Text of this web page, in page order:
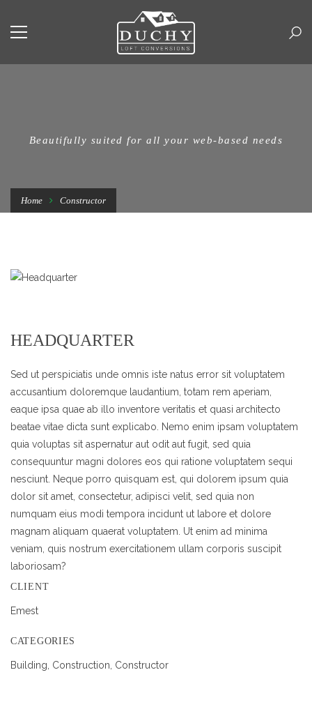
Beautifully suited for all your web-based needs
Home Constructor
HEADQUARTER
Sed ut perspiciatis unde omnis iste natus error sit voluptatem
accusantium doloremque laudantium, totam rem aperiam,
eaque ipsa quae ab illo inventore veritatis et quasi architecto
beatae vitae dicta sunt explicabo. Nemo enim ipsam voluptatem
quia voluptas sit aspernatur aut odit aut fugit, sed quia
consequuntur magni dolores eos qui ratione voluptatem sequi
nesciunt. Neque porro quisquam est, qui dolorem ipsum quia
dolor sit amet, consectetur, adipisci velit, sed quia non
numquam eius modi tempora incidunt ut labore et dolore
magnam aliquam quaerat voluptatem. Ut enim ad minima
veniam, quis nostrum exercitationem ullam corporis suscipit
laboriosam?
CLIENT
Emest
CATEGORIES
Building, Construction, Constructor